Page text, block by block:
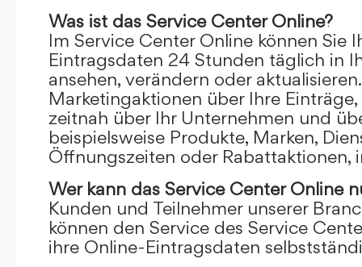
Was ist das Service Center Online?
Im Service Center Online können Sie
Eintragsdaten 24 Stunden täglich in
ansehen, verändern oder
Marketingaktionen über Ihre
zeitnah über Ihr Unternehmen und
beispielsweise Produkte, Marken,
Öffnungszeiten oder Rabattaktionen,
Wer kann das Service Center Online
Kunden und Teilnehmer unserer
können den Service des Service
ihre Online-Eintragsdaten